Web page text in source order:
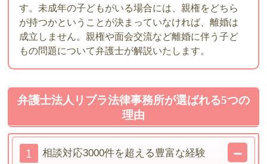
す。未成年の子どもがいる場合には、親権をどちら
が持つかということが決まっていなければ、離婚は
成立しません。親権や面会交流など離婚に伴う子ど
もの問題について弁護士が解説いたします。
弁護士法人リブラ法律事務所が選ばれる5つの
理由
相談対応3000件を超える豊富な経験